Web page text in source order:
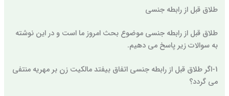
طلاق قبل از رابطه جنسی
طلاق قبل از رابطه جنسی موضوع بحث امروز ما است و در این نوشته
به سوالات زیر پاسخ می دهیم.
1-اگر طلاق قبل از رابطه جنسی اتفاق بیفتد مالکیت زن بر مهریه منتفی
می گردد؟